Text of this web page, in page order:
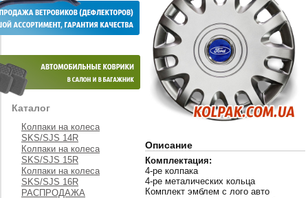
Каталог
Колпаки на колеса
SKS/SJS 14R
Колпаки на колеса
SKS/SJS 15R
Колпаки на колеса
SKS/SJS 16R
РАСПРОДАЖА
Описание
Комплектация:
4-ре колпака
4-ре металических кольца
Комплект эмблем с лого авто